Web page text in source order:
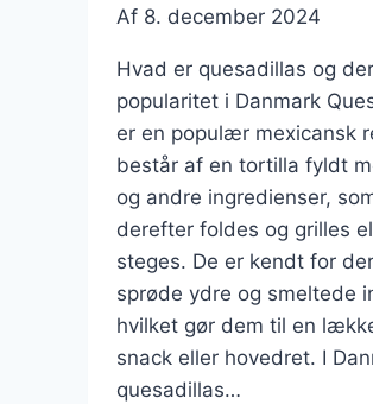
Af 8. december 2024
Hvad er quesadillas og
popularitet i Danmark
er en populær mexicansk
består af en tortilla fyldt
og andre ingredienser,
derefter foldes og grilles
steges. De er kendt for
sprøde ydre og smeltede
hvilket gør dem til en
snack eller hovedret. I
quesadillas…